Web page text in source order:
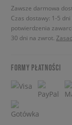
Zawsze darmowa
Czas dostawy: 1-5
potwierdzenia
30 dni na zwrot.
FORMY PŁATNOŚCI